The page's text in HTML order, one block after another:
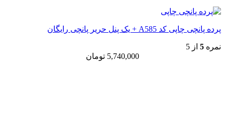
پرده پانچی چاپی کد A585 + یک پنل حریر پانچی رایگان
نمره5 از 5
5,740,000 تومان